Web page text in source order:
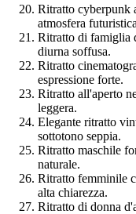
Ritratto cyberpunk
atmosfera
Ritratto di famiglia
diurna soffusa.
Ritratto
espressione forte.
Ritratto all'aperto
leggera.
Elegante ritratto
sottotono seppia.
Ritratto maschile
naturale.
Ritratto femminile
alta chiarezza.
Ritratto di donna